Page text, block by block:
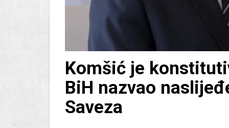
Komšić je
BiH nazvao
Saveza